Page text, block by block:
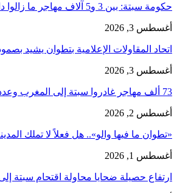
حكومة سبتة: بين 3 و5 آلاف مهاجر ما زالوا داخل المدينة و862…
أغسطس 3, 2026
اتحاد المقاولات الإعلامية بتطوان يشيد
أغسطس 3, 2026
73 ألف مهاجر غادروا سبتة إلى المغرب وعدد القتلى يرتفع لـ71
أغسطس 2, 2026
«تطوان ما فيها والو».. هل فعلاً لا تملك
أغسطس 1, 2026
ارتفاع حصيلة ضحايا محاولة اقتحام سبتة إلى 20 جثة بمصلحة